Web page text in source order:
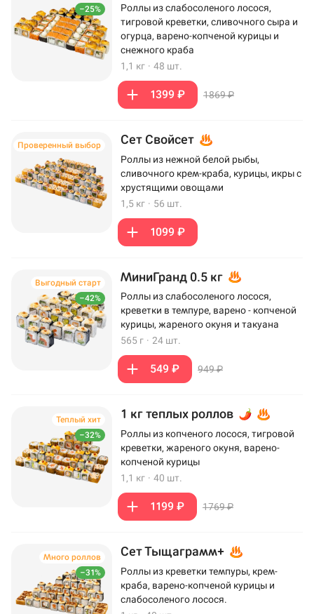
–25%
Роллы из слабосоленого лосося,
тигровой креветки, сливочного сыра и
огурца, варено-копченой курицы и
снежного краба
1,1 кг · 48 шт.
1399 ₽ 1869 ₽
Проверенный выбор Сет Свойсет
Роллы из нежной белой рыбы,
сливочного крем-краба, курицы, икры с
хрустящими овощами
1,5 кг · 56 шт.
1099 ₽
–42%
Выгодный старт МиниГранд 0.5 кг
Роллы из слабосоленого лосося,
креветки в темпуре, варено - копченой
курицы, жареного окуня и такуана
565 г · 24 шт.
549 ₽ 949 ₽
–32%
Теплый хит 1 кг теплых роллов
Роллы из копченого лосося, тигровой
креветки, жареного окуня, варено-
копченой курицы
1,1 кг · 40 шт.
1199 ₽ 1769 ₽
–31%
Много роллов Сет Тыщаграмм+
Роллы из креветки темпуры, крем-
краба, варено-копченой курицы и
слабосоленого лосося.